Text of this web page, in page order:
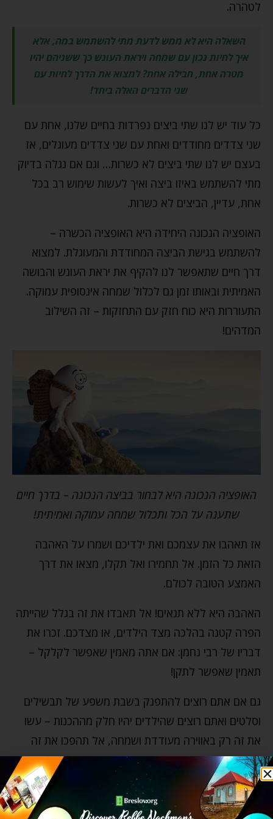
לטהרה.
השאלה היא לא ממש לדעת מתי להשתמש במה, אלא
איך לחיות נכון עם שמחה ויראת העונש כך ששניהם יהיו
מטרה אחת, חבילה אחת? למצואאת הדרך לחיות עם
שני הדברים האלה ביחד!
כל עוד יש לנו שתי ביצים נפרדות בחיים שלנו, אחת עם
שני צדדים מחודדים ואחת עם שני צדדים מעוגלים, אז
בעצם יש לנו שתי ביצים לא כשרות… וגם אם נגלה בדיוק
מתי להשתמש באיזו ביצה ואיך לעשות שימוש רב בכל
אחת, עדיין, הביצים לא כשרות.
האופציה הנכונה היחידה היא האופציה הכשרה –
להשתמש בגישת הביצה המחודדת והמעוגלת. למצוא
דרך חיים שתאפשר לנו להקיף את יראת העונש והבושה
האמיתית ובאותו זמן גם לכלול שמחה אינסופית עמוקה.
התעוררות היא כוח חזק עם התחזקות – זה השילוב
המדהים!
האופציה הנכונה היא לבחור בביצה הנכונה – בדרך חיים
שתענה על הכל ותכלול שמחה עמוקה ואמיתית!
אז תאהבו את עצמכם ואת ילדיכם ושמרו על האהבה
הזאת כל הזמן. אל תחמירו ואל תקלו, מצאו את דרך
האמצע הטובה לכולם.
האהבה היא ללא תנאים! אל תאבדו את זה בגלל שהייתה
הפרה קטנה בהלכה מצד הילדים, או מצדכם. זכרו את
דבריו של רבי נחמן: אם אתה מאמין שאפשר לקלקל –
תאמין שאפשר לתקן!
גם אם אתם רוצים להתפנק בשבת משפע של תבשילים
וסלטים ואתם רוצים שהילדים יהיו חלק מההכנות – עשו
את זה רק באווירה מעודדת ושמחה, אל תהפכו את זה
לסיוט.
עודדו את הילדים ללמוד תורה בכבוד ובהערצה, אבל
ללא ריבוי אור, לחצים ונוקשות חלילה.